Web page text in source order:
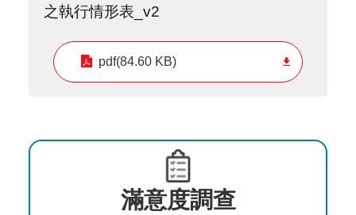
之執行情形表_v2
pdf(84.60 KB)
滿意度調查